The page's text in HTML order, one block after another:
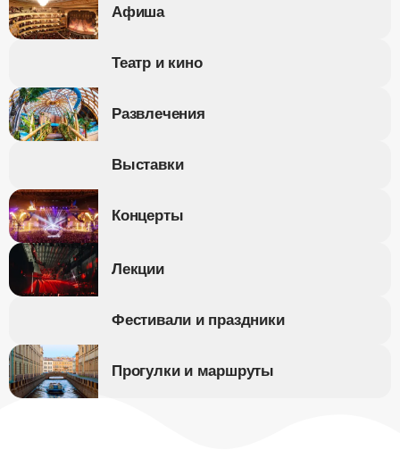
Афиша
Театр и кино
Развлечения
Выставки
Концерты
Лекции
Фестивали и праздники
Прогулки и маршруты